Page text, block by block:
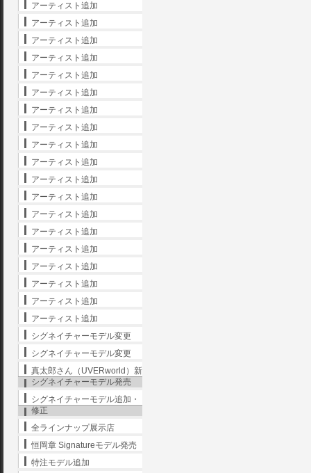
アーティスト追加
アーティスト追加
アーティスト追加
アーティスト追加
アーティスト追加
アーティスト追加
アーティスト追加
アーティスト追加
アーティスト追加
アーティスト追加
アーティスト追加
アーティスト追加
アーティスト追加
アーティスト追加
アーティスト追加
アーティスト追加
アーティスト追加
アーティスト追加
アーティスト追加
シグネイチャーモデル変更
シグネイチャーモデル変更
真太郎さん（UVERworld）新
シグネイチャーモデル発売
シグネイチャーモデル追加・
修正
全ラインナップ展示店
恒岡章 Signatureモデル発売
特注モデル追加